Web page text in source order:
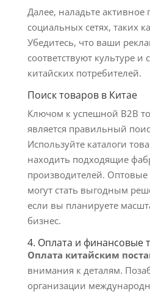
Далее, наладьте активное
социальных сетях, таких
Убедитесь, что ваши
соответствуют культуре
китайских потребителей.
Поиск товаров в Китае
Ключом к успешной B2B
является правильный
Используйте каталоги
находить подходящие
производителей. Оптовые
могут стать выгодным
если вы планируете
бизнес.
4. Оплата и финансовые
Оплата китайским
внимания к деталям.
организации